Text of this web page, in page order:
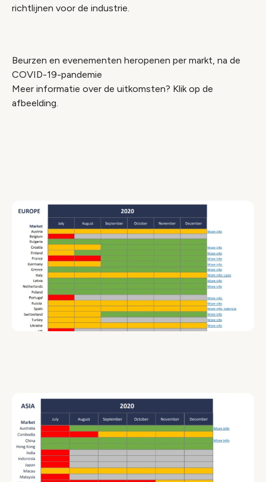
richtlijnen voor de industrie.
Beurzen en evenementen heropenen per markt, na de
COVID-19-pandemie
Meer informatie over de uitkomsten? Klik op de
afbeelding.